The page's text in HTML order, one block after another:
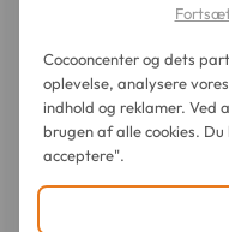
Shaghaf Oud Aswad Eau
Cocooncenter og dets
oplevelse, analysere
indhold og reklamer. Ved
brugen af alle cookies.
acceptere".